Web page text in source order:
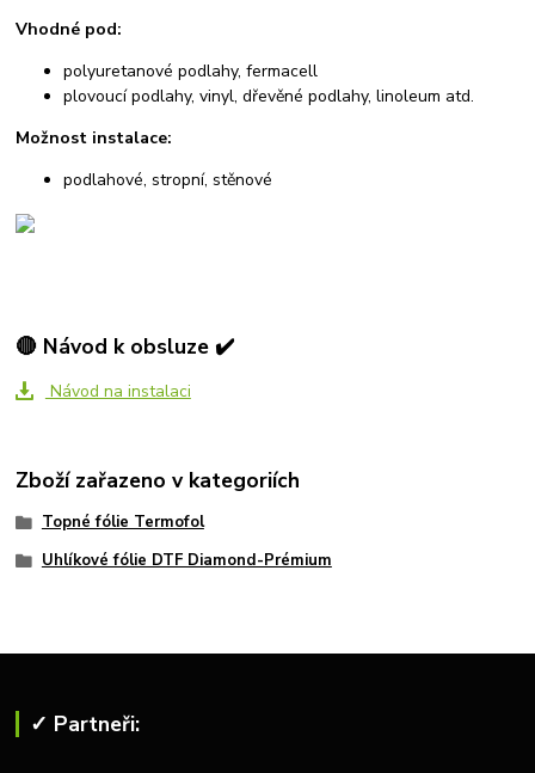
Vhodné pod:
polyuretanové podlahy, fermacell
plovoucí podlahy, vinyl, dřevěné podlahy, linoleum atd.
Možnost instalace:
podlahové, stropní, stěnové
🔴 Návod k obsluze ✔️
Návod na instalaci
Zboží zařazeno v kategoriích
Topné fólie Termofol
Uhlíkové fólie DTF Diamond-Prémium
✓ Partneři: